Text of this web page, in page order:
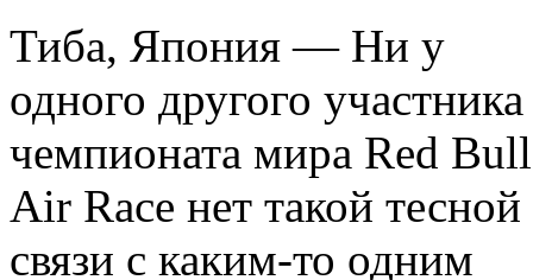
Тиба, Япония — Ни у
одного другого участника
чемпионата мира Red Bull
Air Race нет такой тесной
связи с каким-то одним